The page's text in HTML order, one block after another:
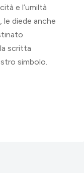
e l’umiltà
diede anche
scritta
simbolo.